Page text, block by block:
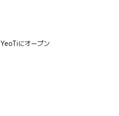
YeoTiにオープン